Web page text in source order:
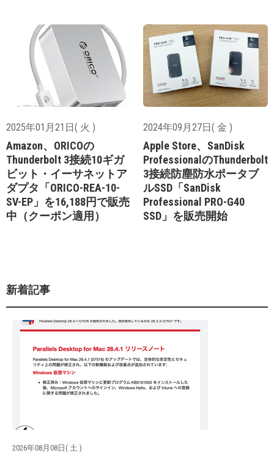
2025年01月21日( 火 )
Amazon、ORICOの
Thunderbolt 3接続10ギガ
ビット・イーサネットア
ダプタ「ORICO-REA-10-
SV-EP」を16,188円で販売
中（クーポン適用）
2024年09月27日( 金 )
Apple Store、SanDisk
ProfessionalのThunderbolt
3接続防塵防水ポータブ
ルSSD「SanDisk
Professional PRO-G40
SSD」を販売開始
新着記事
2026年08月08日( 土 )